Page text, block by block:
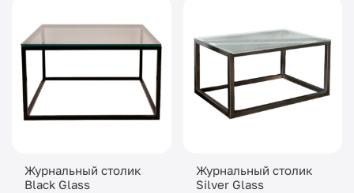
Журнальный столик
Black Glass
Журнальный столик
Silver Glass